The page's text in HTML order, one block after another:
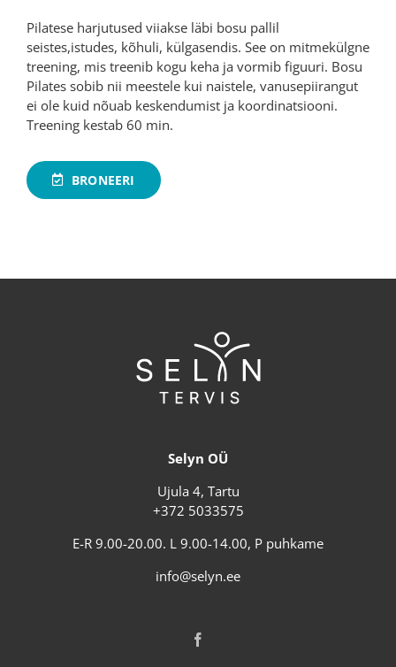
Pilatese harjutused viiakse läbi bosu pallil
seistes,istudes, kõhuli, külgasendis. See on mitmekülgne
treening, mis treenib kogu keha ja vormib figuuri. Bosu
Pilates sobib nii meestele kui naistele, vanusepiirangut
ei ole kuid nõuab keskendumist ja koordinatsiooni.
Treening kestab 60 min.
BRONEERI
Selyn OÜ
Ujula 4, Tartu
+372 5033575
E-R 9.00-20.00. L 9.00-14.00, P puhkame
info@selyn.ee